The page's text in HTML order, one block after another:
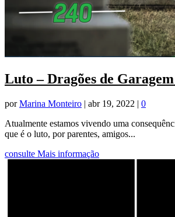
Luto – Dragões de
porMarina Monteiro | abr 19, 2022 | 0
Atualmente estamos vivendo uma
que é o luto, por parentes, amigos...
consulte Mais informação